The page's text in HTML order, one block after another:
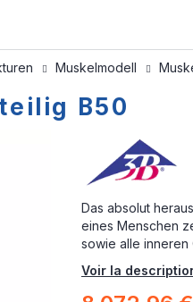
Muskelmodell
B50
Das absolut
eines Menschen
sowie alle inneren
Voir la